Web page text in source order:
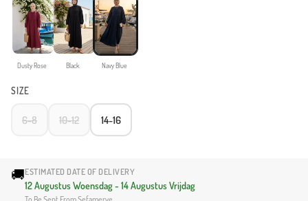
Dusty Rose Black Navy Blue
SIZE
6-8 10-12 14-16
🚚ESTIMATED DATE OF DELIVERY
12 Augustus Woensdag - 14 Augustus Vrijdag